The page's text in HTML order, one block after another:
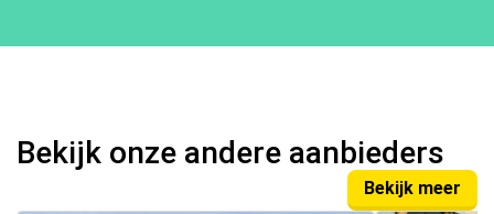
Bekijk onze andere aanbieders
Bekijk meer